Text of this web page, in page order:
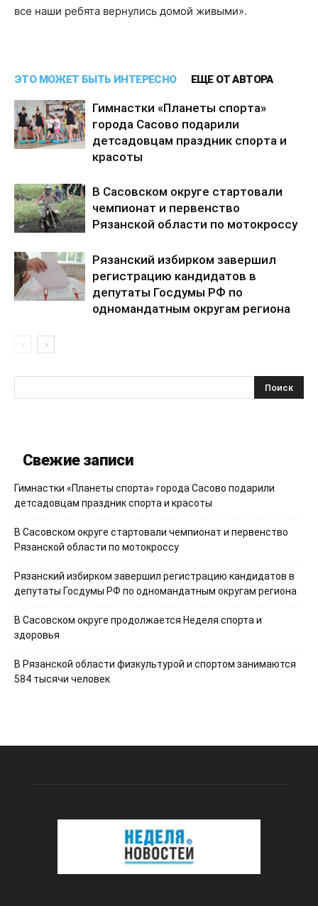
все наши ребята вернулись домой живыми».
ЭТО МОЖЕТ БЫТЬ ИНТЕРЕСНО ЕЩЕ ОТ АВТОРА
Гимнастки «Планеты спорта»
города Сасово подарили
детсадовцам праздник спорта и
красоты
В Сасовском округе стартовали
чемпионат и первенство
Рязанской области по мотокроссу
Рязанский избирком завершил
регистрацию кандидатов в
депутаты Госдумы РФ по
одномандатным округам региона
Свежие записи
Гимнастки «Планеты спорта» города Сасово подарили
детсадовцам праздник спорта и красоты
В Сасовском округе стартовали чемпионат и первенство
Рязанской области по мотокроссу
Рязанский избирком завершил регистрацию кандидатов в
депутаты Госдумы РФ по одномандатным округам региона
В Сасовском округе продолжается Неделя спорта и
здоровья
В Рязанской области физкультурой и спортом занимаются
584 тысячи человек